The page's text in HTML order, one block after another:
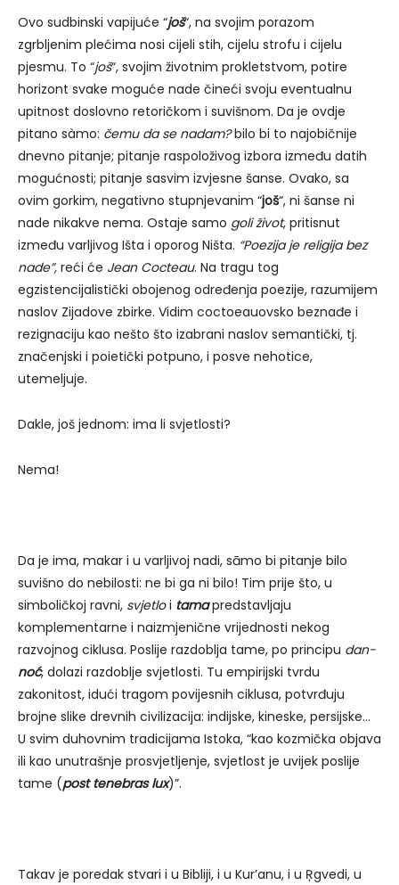
Ovo sudbinski vapijuće “još“, na svojim porazom
zgrbljenim plećima nosi cijeli stih, cijelu strofu i cijelu
pjesmu. To “još“, svojim životnim prokletstvom, potire
horizont svake moguće nade čineći svoju eventualnu
upitnost doslovno retoričkom i suvišnom. Da je ovdje
pitano sàmo: čemu da se nadam?bilo bi to najobičnije
dnevno pitanje; pitanje raspoloživog izbora između datih
mogućnosti; pitanje sasvim izvjesne šanse. Ovako, sa
ovim gorkim, negativno stupnjevanim “još“, ni šanse ni
nade nikakve nema. Ostaje samo goli život, pritisnut
između varljivog Išta i oporog Ništa. “Poezija je religija bez
nade”, reći će Jean Cocteau. Na tragu tog
egzistencijalistički obojenog određenja poezije, razumijem
naslov Zijadove zbirke. Vidim coctoeauovsko beznađe i
rezignaciju kao nešto što izabrani naslov semantički, tj.
značenjski i poietički potpuno, i posve nehotice,
utemeljuje.
Dakle, još jednom: ima li svjetlosti?
Nema!
Da je ima, makar i u varljivoj nadi, sāmo bi pitanje bilo
suvišno do nebilosti: ne bi ga ni bilo! Tim prije što, u
simboličkoj ravni, svjetloi tamapredstavljaju
komplementarne i naizmjenične vrijednosti nekog
razvojnog ciklusa. Poslije razdoblja tame, po principu dan-
noć, dolazi razdoblje svjetlosti. Tu empirijski tvrdu
zakonitost, idući tragom povijesnih ciklusa, potvrđuju
brojne slike drevnih civilizacija: indijske, kineske, persijske…
U svim duhovnim tradicijama Istoka, “kao kozmička objava
ili kao unutrašnje prosvjetljenje, svjetlost je uvijek poslije
tame (post tenebras lux)”.
Takav je poredak stvari i u Bibliji, i u Kur’anu, i u Ŗgvedi, u